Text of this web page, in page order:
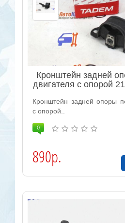
Кронштейн задней
двигателя с опорой
Кронштейн задней опоры
с опорой..
0
890р.